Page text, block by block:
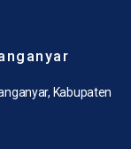
Kabupaten